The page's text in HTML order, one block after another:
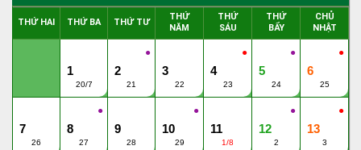
THỨ HAI THỨ BA THỨ TƯ
THỨ
NĂM
THỨ
SÁU
THỨ
BẨY
CHỦ
NHẬT
1
20/7
●
2
21
3
22
●
4
23
●
5
24
●
6
25
7
26
●
8
27
9
28
●
10
29
11
1/8
●
12
2
●
13
3